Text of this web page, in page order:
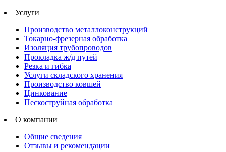
Услуги
Производство металлоконструкций
Токарно-фрезерная обработка
Изоляция трубопроводов
Прокладка ж/д путей
Резка и гибка
Услуги складского хранения
Производство ковшей
Цинкование
Пескоструйная обработка
О компании
Общие сведения
Отзывы и рекомендации